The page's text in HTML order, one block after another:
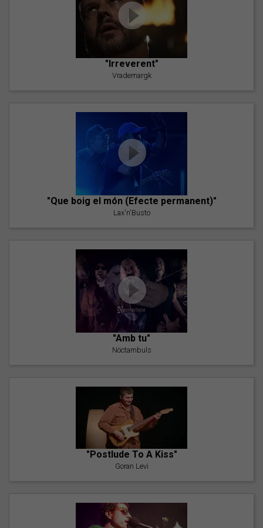
"Irreverent"
Vrademargk
"Que boig el món (Efecte permanent)"
Lax'n'Busto
"Amb tu"
Nöctambuls
"Postlude To A Kiss"
Goran Levi